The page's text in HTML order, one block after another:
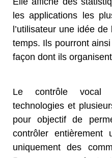
les applications les
l’utilisateur une idée
temps. Ils pourront
façon dont ils
Le contrôle vocal
technologies et
pour objectif de
contrôler entièrement
uniquement des